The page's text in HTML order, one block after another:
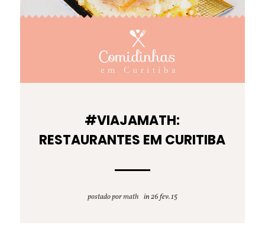
#VIAJAMATH:
RESTAURANTES EM CURITIBA
postado pormath 26 fev. 15